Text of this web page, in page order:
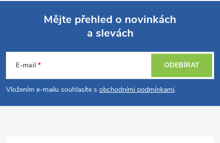
p
a
Mějte přehled o novinkách
a slevách
E-mail
Vložením e-mailu souhlasíte s obchodními podmínkami.
ODEBÍRAT